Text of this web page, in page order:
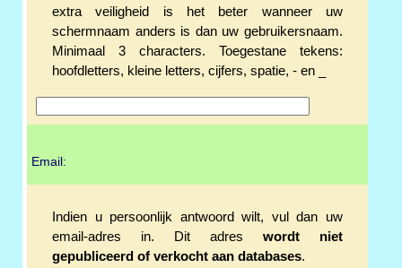
extra veiligheid is het beter wanneer uw
schermnaam anders is dan uw gebruikersnaam.
Minimaal 3 characters. Toegestane tekens:
hoofdletters, kleine letters, cijfers, spatie, - en _
Email:
Indien u persoonlijk antwoord wilt, vul dan uw
email-adres in. Dit adres wordt niet
gepubliceerd of verkocht aan databases.